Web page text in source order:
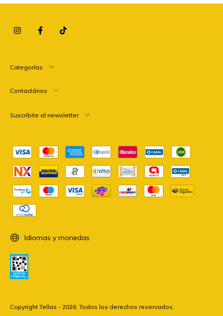
Categorías
Contactános
Suscribite al newsletter
Idiomas y monedas
Copyright Tellas - 2026. Todos los derechos reservados.